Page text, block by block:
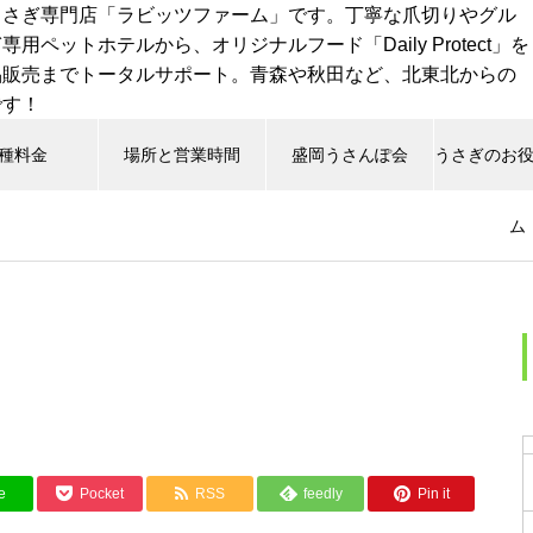
ぎ専門店「ラビッツファーム」です。丁寧な爪切りやグル
用ペットホテルから、オリジナルフード「Daily Protect」を
売までトータルサポート。青森や秋田など、北東北からの
！
料金 場所と営業時間 盛岡うさんぽ会 うさぎのお
ム
Pocket RSS feedly Pin it